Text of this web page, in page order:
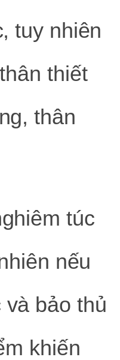
tuy nhiên
thiết
thân
túc
nếu
bảo thủ
khiến